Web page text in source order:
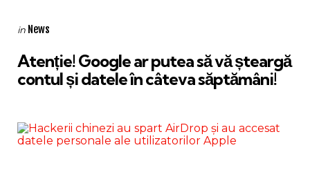
Categories
Posted
in News
Atenție! Google ar putea să vă șteargă
contul și datele în câteva săptămâni!